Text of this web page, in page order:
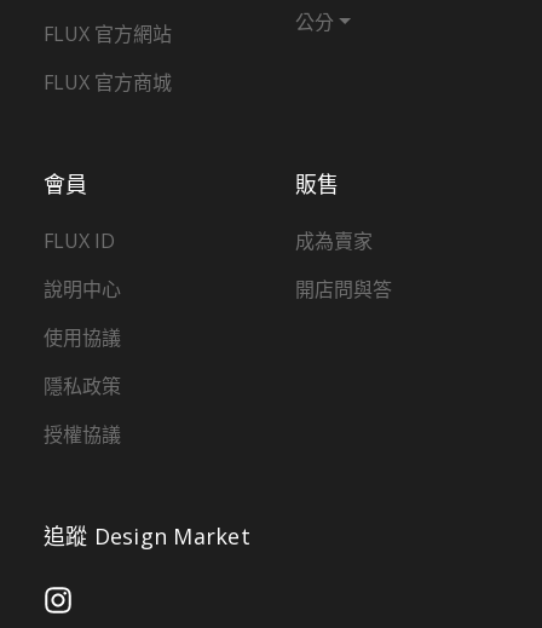
販售
成為賣家
開店問與答
會員
FLUX ID
說明中心
使用協議
隱私政策
授權協議
FLUX 官方網站
FLUX 官方商城
公分
追蹤 Design Market